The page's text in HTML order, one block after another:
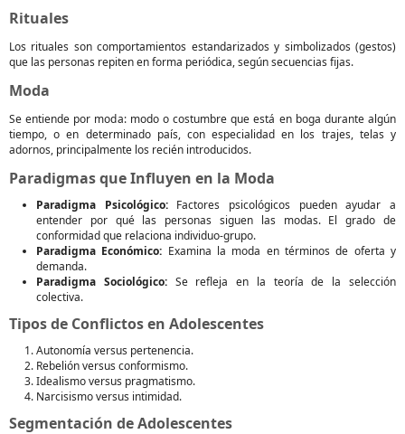
Rituales
Los rituales son comportamientos estandarizados y simbolizados (gestos)
que las personas repiten en forma periódica, según secuencias fijas.
Moda
Se entiende por moda: modo o costumbre que está en boga durante algún
tiempo, o en determinado país, con especialidad en los trajes, telas y
adornos, principalmente los recién introducidos.
Paradigmas que Influyen en la Moda
Paradigma Psicológico:Factores psicológicos pueden ayudar a
entender por qué las personas siguen las modas. El grado de
conformidad que relaciona individuo-grupo.
Paradigma Económico: Examina la moda en términos de oferta y
demanda.
Paradigma Sociológico:Se refleja en la teoría de la selección
colectiva.
Tipos de Conflictos en Adolescentes
Autonomía versus pertenencia.
Rebelión versus conformismo.
Idealismo versus pragmatismo.
Narcisismo versus intimidad.
Segmentación de Adolescentes